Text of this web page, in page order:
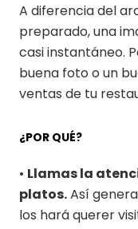
A diferencia del
preparado, una
casi instantáneo.
buena foto o un
ventas de tu
¿POR QUÉ?
• Llamas la
platos.Así
los hará querer